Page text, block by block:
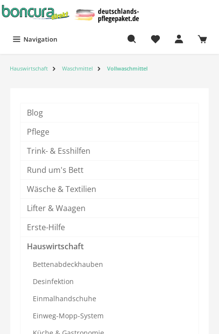
Navigation
Hauswirtschaft Waschmittel Vollwaschmittel
Blog
Pflege
Trink- & Esshilfen
Rund um's Bett
Wäsche & Textilien
Lifter & Waagen
Erste-Hilfe
Hauswirtschaft
Bettenabdeckhauben
Desinfektion
Einmalhandschuhe
Einweg-Mopp-System